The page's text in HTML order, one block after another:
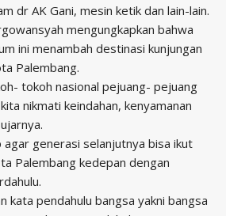
dr AK Gani, mesin ketik dan lain-lain.
mengungkapkan bahwa
ini menambah destinasi kunjungan
Palembang.
tokoh nasional pejuang- pejuang
nikmati keindahan, kenyamanan
generasi selanjutnya bisa ikut
Palembang kedepan dengan
kata pendahulu bangsa yakni bangsa